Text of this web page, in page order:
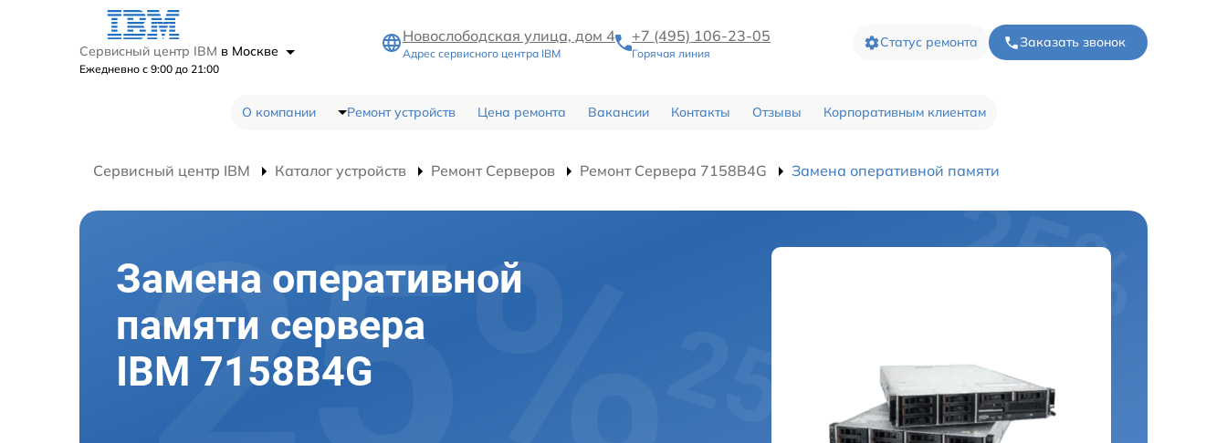
Сервисный центр IBM в Москве
Ежедневно с 9:00 до 21:00
Новослободская улица, дом 4
Адрес сервисного центра IBM
+7 (495) 106-23-05
Горячая линия
Статус ремонта Заказать звонок
О компании Ремонт устройств Цена ремонта Вакансии Контакты Отзывы Корпоративным клиентам
Сервисный центр IBM Каталог устройств Ремонт Серверов Ремонт Сервера 7158B4G Замена оперативной памяти
Замена оперативной
памяти сервера
IBM 7158B4G